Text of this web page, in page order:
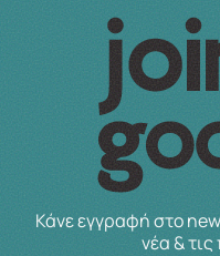
Κάνε εγγραφή στο
νέα &